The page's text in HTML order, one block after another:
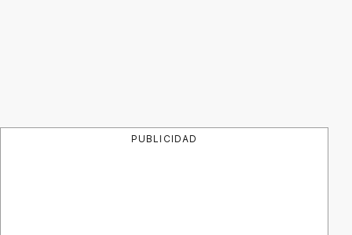
PUBLICIDAD